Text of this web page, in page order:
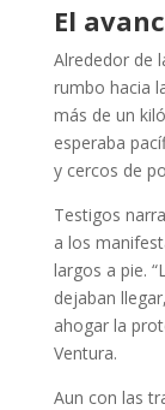
El
Alrededor de
rumbo hacia
más de un
esperaba
y cercos de
Testigos
a los
largos a pie.
dejaban
ahogar la
Ventura.
Aun con las